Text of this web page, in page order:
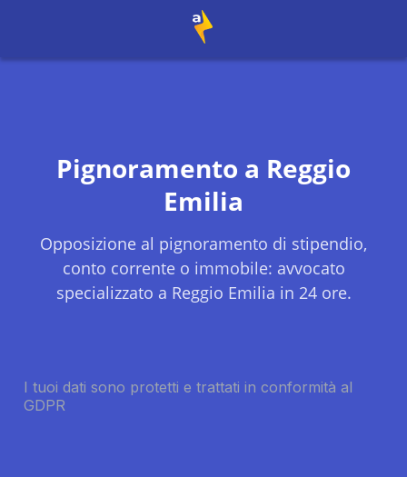
Pignoramento a Reggio
Emilia
Opposizione al pignoramento di stipendio,
conto corrente o immobile: avvocato
specializzato a Reggio Emilia in 24 ore.